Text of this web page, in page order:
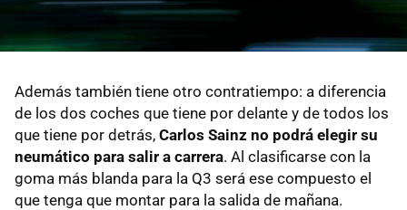
Además también tiene otro contratiempo: a diferencia
de los dos coches que tiene por delante y de todos los
que tiene por detrás, Carlos Sainz no podrá elegir su
neumático para salir a carrera. Al clasificarse con la
goma más blanda para la Q3 será ese compuesto el
que tenga que montar para la salida de mañana.